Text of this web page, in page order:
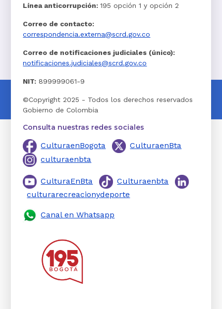
Línea anticorrupción:195 opción 1 y opción 2
Correo de contacto:
correspondencia.externa@scrd.gov.co
Correo de notificaciones judiciales (único):
notificaciones.judiciales@scrd.gov.co
NIT: 899999061-9
©Copyright 2025 - Todos los derechos reservados
Gobierno de Colombia
Consulta nuestras redes sociales
CulturaenBogota
CulturaenBta
culturaenbta
CulturaEnBta
Culturaenbta
culturarecreacionydeporte
Canal en Whatsapp